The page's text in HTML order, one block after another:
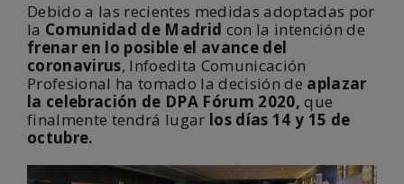
Debido a las recientes medidas adoptadas por
la Comunidad de Madrid con la intención de
frenar en lo posible el avance del
coronavirus, Infoedita Comunicación
Profesional ha tomado la decisión de aplazar
la celebración de DPA Fórum 2020,que
finalmente tendrá lugar los días 14 y 15 de
octubre.